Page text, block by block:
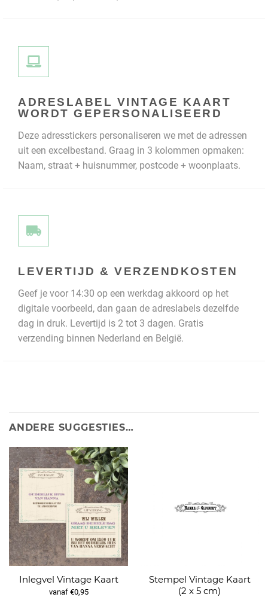
ADRESLABEL VINTAGE KAART
WORDT GEPERSONALISEERD
Deze adresstickers personaliseren we met de adressen
uit een excelbestand. Graag in 3 kolommen opmaken:
Naam, straat + huisnummer, postcode + woonplaats.
LEVERTIJD & VERZENDKOSTEN
Geef je voor 14:30 op een werkdag akkoord op het
digitale voorbeeld, dan gaan de adreslabels dezelfde
dag in druk. Levertijd is 2 tot 3 dagen. Gratis
verzending binnen Nederland en België.
ANDERE SUGGESTIES…
Inlegvel Vintage Kaart
vanaf €0,95
Stempel Vintage Kaart
(2 x 5 cm)